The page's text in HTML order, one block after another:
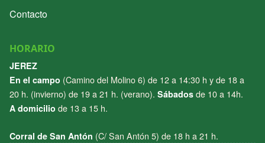
Contacto
HORARIO
JEREZ
En el campo (Camino del Molino 6) de 12 a 14:30 h y de 18 a
20 h. (invierno) de 19 a 21 h. (verano). Sábados de 10 a 14h.
A domicilio de 13 a 15 h.
Corral de San Antón (C/ San Antón 5) de 18 h a 21 h.